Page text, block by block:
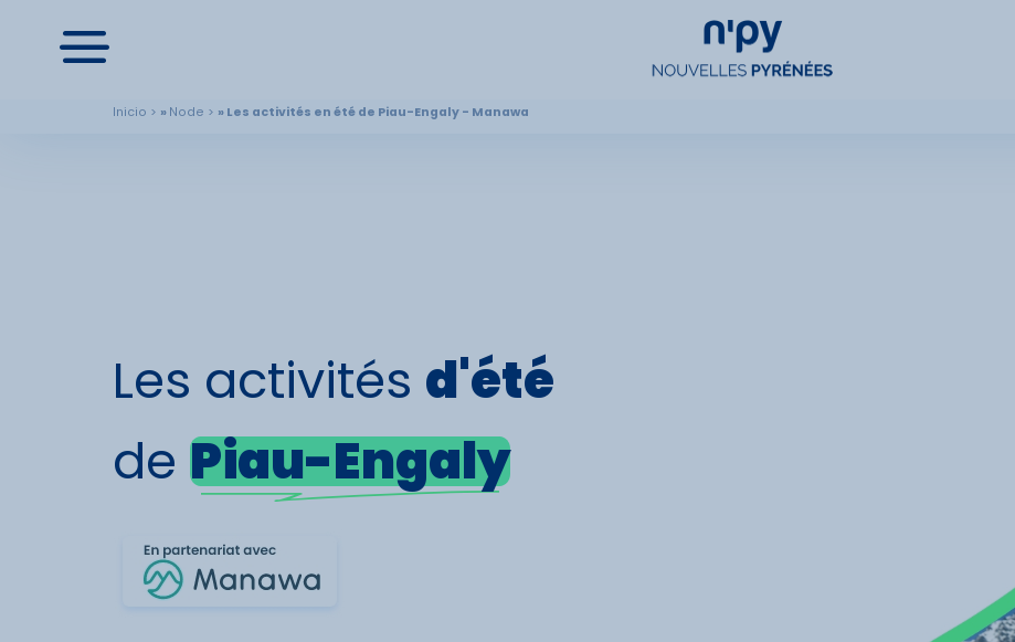
Inicio Node Les activités en été de Piau-Engaly - Manawa
Les activités d'été
de Piau-Engaly